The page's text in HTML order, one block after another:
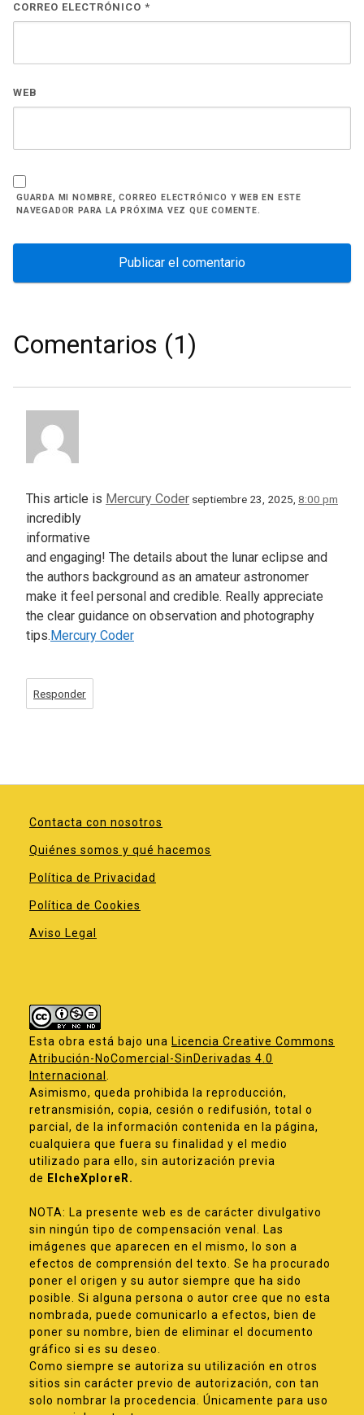
CORREO ELECTRÓNICO *
WEB
GUARDA MI NOMBRE, CORREO ELECTRÓNICO Y WEB EN ESTE
NAVEGADOR PARA LA PRÓXIMA VEZ QUE COMENTE.
Comentarios (1)
Mercury Coder septiembre 23, 2025, 8:00 pm
This article is
incredibly
informative
and engaging! The details about the lunar eclipse and
the authors background as an amateur astronomer
make it feel personal and credible. Really appreciate
the clear guidance on observation and photography
tips. Mercury Coder
Responder
Contacta con nosotros
Quiénes somos y qué hacemos
Política de Privacidad
Política de Cookies
Aviso Legal
Esta obra está bajo una Licencia Creative Commons
Atribución-NoComercial-SinDerivadas 4.0
Internacional .
Asimismo, queda prohibida la reproducción,
retransmisión, copia, cesión o redifusión, total o
parcial, de la información contenida en la página,
cualquiera que fuera su finalidad y el medio
utilizado para ello, sin autorización previa
de ElcheXploreR.
NOTA: La presente web es de carácter divulgativo
sin ningún tipo de compensación venal. Las
imágenes que aparecen en el mismo, lo son a
efectos de comprensión del texto. Se ha procurado
poner el origen y su autor siempre que ha sido
posible. Si alguna persona o autor cree que no esta
nombrada, puede comunicarlo a efectos, bien de
poner su nombre, bien de eliminar el documento
gráfico si es su deseo.
Como siempre se autoriza su utilización en otros
sitios sin carácter previo de autorización, con tan
solo nombrar la procedencia. Únicamente para uso